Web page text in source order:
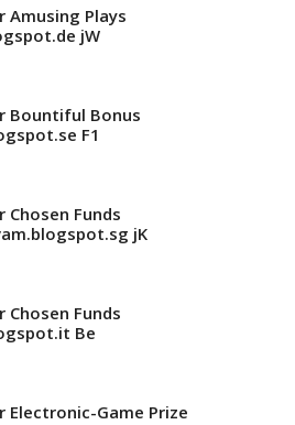
Amusing Plays
jW
Bountiful Bonus
F1
Chosen Funds
jK
Chosen Funds
Be
Electronic-Game Prize